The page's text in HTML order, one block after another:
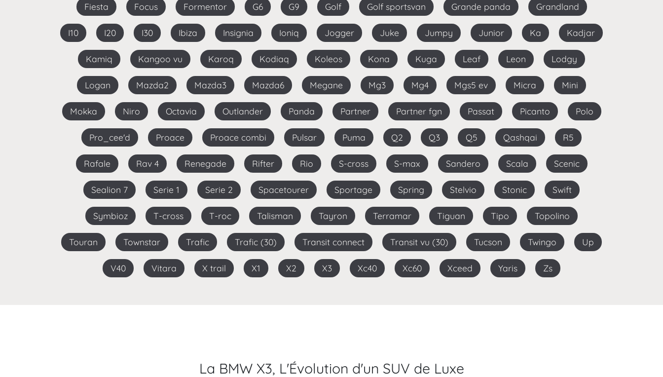
Fiesta Focus Formentor G6 G9 Golf Golf sportsvan Grande panda Grandland
I10 I20 I30 Ibiza Insignia Ioniq Jogger Juke Jumpy Junior Ka Kadjar
Kamiq Kangoo vu Karoq Kodiaq Koleos Kona Kuga Leaf Leon Lodgy
Logan Mazda2 Mazda3 Mazda6 Megane Mg3 Mg4 Mgs5 ev Micra Mini
Mokka Niro Octavia Outlander Panda Partner Partner fgn Passat Picanto Polo
Pro_cee'd Proace Proace combi Pulsar Puma Q2 Q3 Q5 Qashqai R5
Rafale Rav 4 Renegade Rifter Rio S-cross S-max Sandero Scala Scenic
Sealion 7 Serie 1 Serie 2 Spacetourer Sportage Spring Stelvio Stonic Swift
Symbioz T-cross T-roc Talisman Tayron Terramar Tiguan Tipo Topolino
Touran Townstar Trafic Trafic (30) Transit connect Transit vu (30) Tucson Twingo Up
V40 Vitara X trail X1 X2 X3 Xc40 Xc60 Xceed Yaris Zs
La BMW X3, L'Évolution d'un SUV de Luxe